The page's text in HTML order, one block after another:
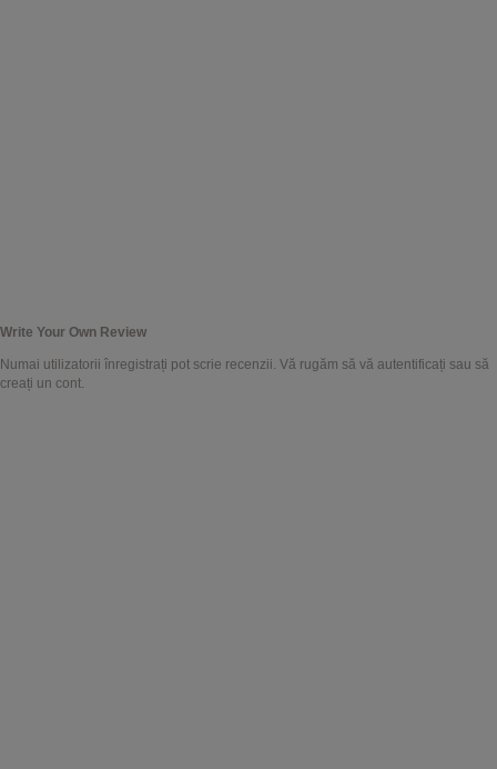
Write Your Own Review
Numai utilizatorii înregistrați pot scrie recenzii. Vă rugăm să vă autentificați sau să
creați un cont